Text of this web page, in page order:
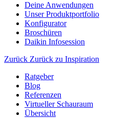
Deine Anwendungen
Unser Produktportfolio
Konfigurator
Broschüren
Daikin Infosession
Zurück Zurück zu Inspiration
Ratgeber
Blog
Referenzen
Virtueller Schauraum
Übersicht